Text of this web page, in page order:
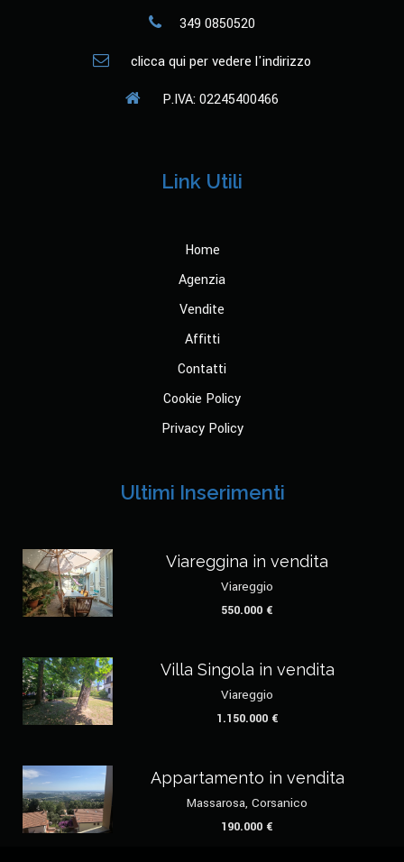
349 0850520
clicca qui per vedere l'indirizzo
P.IVA: 02245400466
Link Utili
Home
Agenzia
Vendite
Affitti
Contatti
Cookie Policy
Privacy Policy
Ultimi Inserimenti
Viareggina in vendita
Viareggio
550.000 €
Villa Singola in vendita
Viareggio
1.150.000 €
Appartamento in vendita
Massarosa, Corsanico
190.000 €